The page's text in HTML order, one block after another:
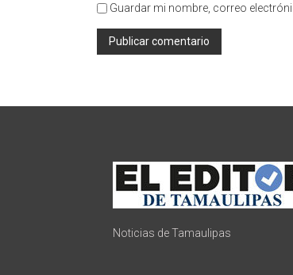
Guardar mi nombre, correo
Noticias de Tamaulipas